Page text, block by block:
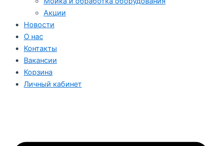
Акции
Новости
О нас
Контакты
Вакансии
Корзина
Личный кабинет